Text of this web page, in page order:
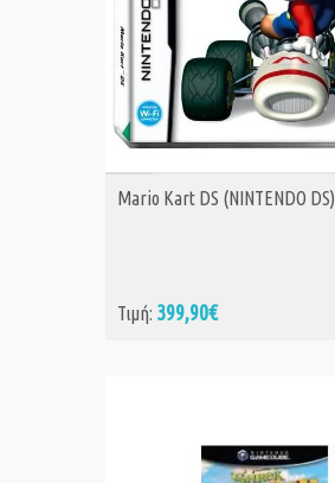
ΑΓΟΡΑ
Mario Kart DS (NINTENDO DS)
Τιμή: 399,90€